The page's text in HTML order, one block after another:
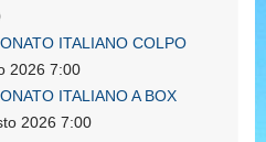
ITALIANO COLPO
2026 7:00
ITALIANO A BOX
2026 7:00